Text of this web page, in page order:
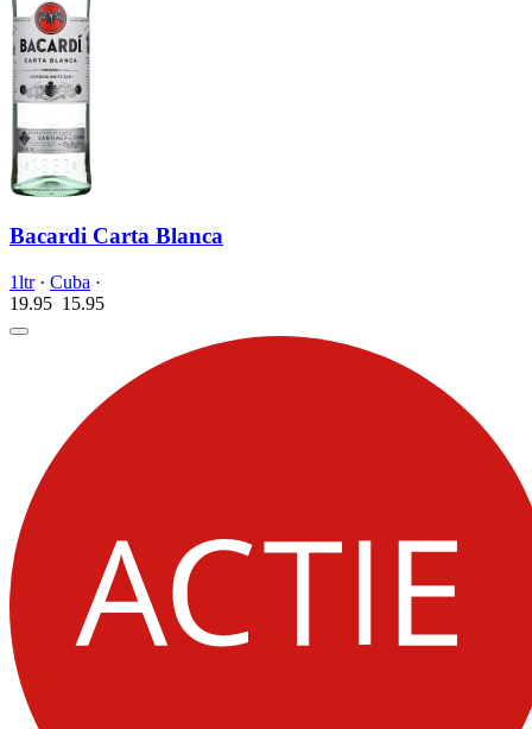
Bacardi Carta Blanca
1ltr· Cuba ·
19.95 15.95